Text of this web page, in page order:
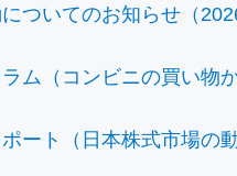
ついてのお知らせ（
ム（コンビニの買い物
ート（日本株式市場の